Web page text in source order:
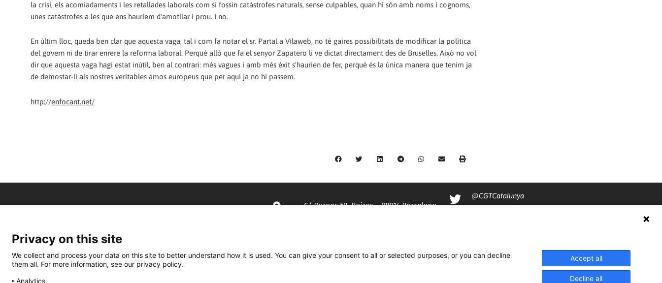
la crisi, els acomiadaments i les retallades laborals com si fossin catàstrofes naturals, sense culpables, quan hi són amb noms i cognoms,
unes catàstrofes a les que ens hauríem d'amotllar i prou. I no.
En últim lloc, queda ben clar que aquesta vaga, tal i com fa notar el sr. Partal a Vilaweb, no té gaires possibilitats de modificar la política
del govern ni de tirar enrere la reforma laboral. Perquè allò que fa el senyor Zapatero li ve dictat directament des de Brusel·les. Això no vol
dir que aquesta vaga hagi estat inútil, ben al contrari: més vagues i amb més èxit s'haurien de fer, perquè és la única manera que tenim ja
de demostar-li als nostres veritables amos europeus que per aquí ja no hi passem.
http://enfocant.net/
C/ Burgos 59, Baixos – 08014 Barcelona
@CGTCatalunya
cgtcatalunya
Privacy on this site
We collect and process your data on this site to better understand how it is used. You can give your consent to all or selected purposes, or you can decline
them all. For more information, see our privacy policy.
Analytics
Accept all
Decline all